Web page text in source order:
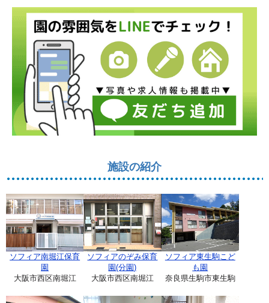
施設の紹介
ソフィア南堀江保育
園
大阪市西区南堀江
ソフィアのぞみ保育
園(分園)
大阪市西区南堀江
ソフィア東生駒こど
も園
奈良県生駒市東生駒